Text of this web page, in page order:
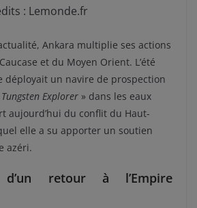
: Lemonde.fr
Ankara multiplie ses actions
et du Moyen Orient. L’été
déployait un navire de prospection
Tungsten Explorer » dans les eaux
aujourd’hui du conflit du Haut-
elle a su apporter un soutien
azéri.
d’un retour à l’Empire